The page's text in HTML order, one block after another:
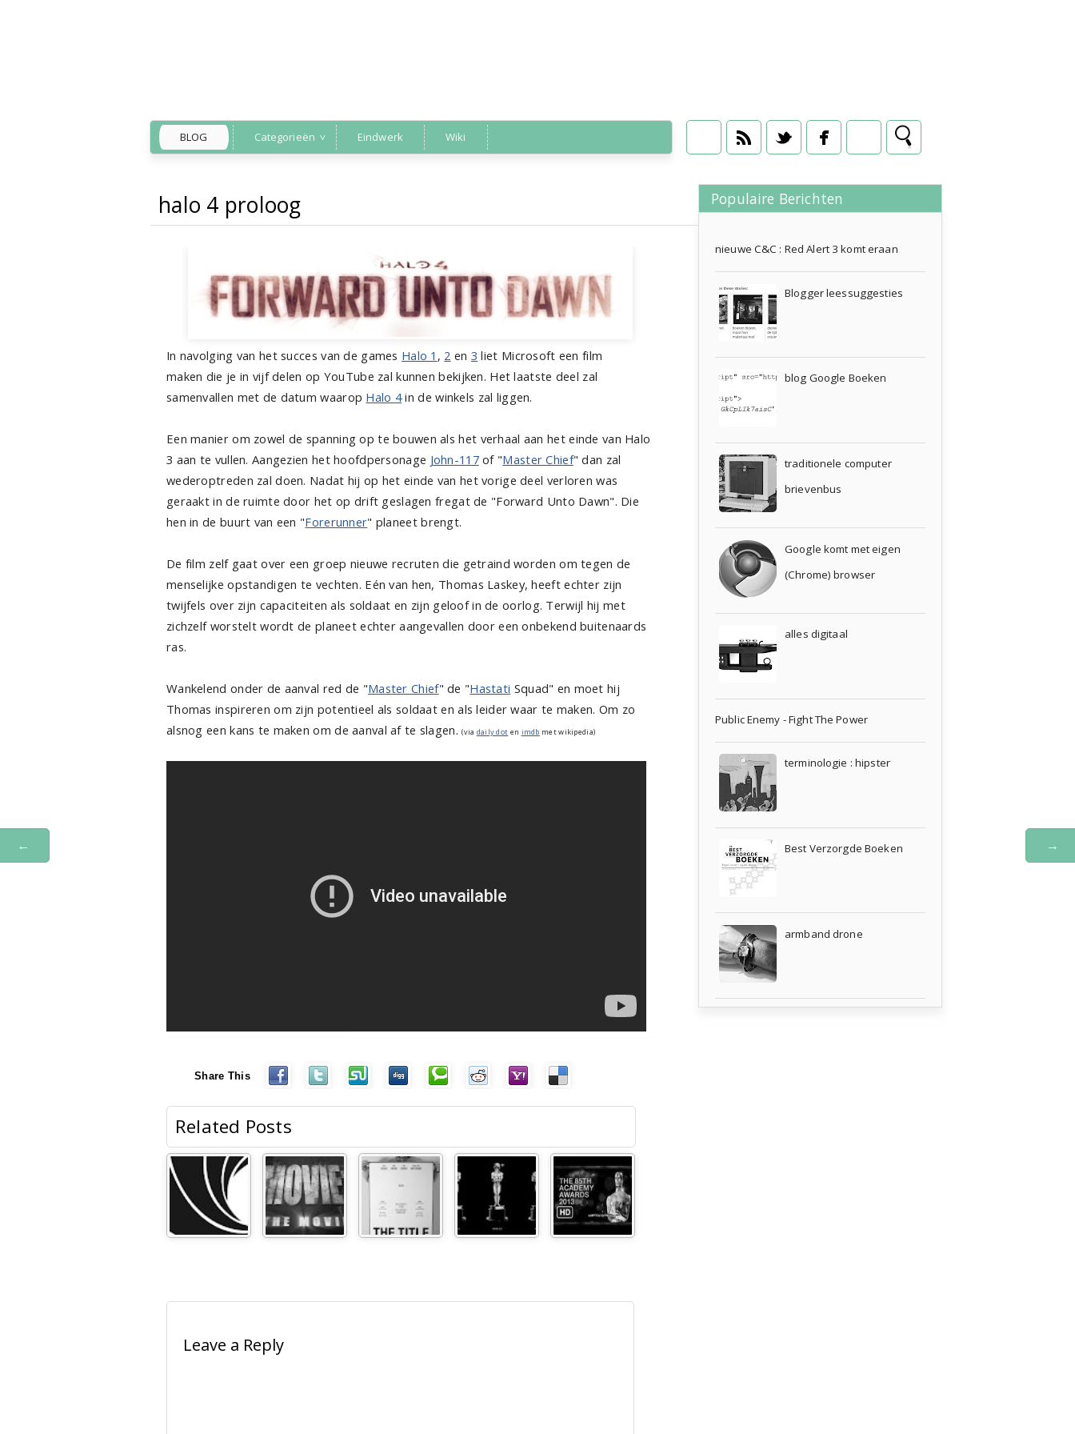
BLOG Categorieën Eindwerk Wiki
Back to Home
halo 4 proloog
In navolging van het succes van de games Halo 1 , 2 en 3 liet Microsoft een film
maken die je in vijf delen op YouTube zal kunnen bekijken. Het laatste deel zal
samenvallen met de datum waarop Halo 4in de winkels zal liggen.
Een manier om zowel de spanning op te bouwen als het verhaal aan het einde van Halo
3 aan te vullen. Aangezien het hoofdpersonage John-117of "Master Chief" dan zal
wederoptreden zal doen. Nadat hij op het einde van het vorige deel verloren was
geraakt in de ruimte door het op drift geslagen fregat de "Forward Unto Dawn". Die
hen in de buurt van een "Forerunner" planeet brengt.
De film zelf gaat over een groep nieuwe recruten die getraind worden om tegen de
menselijke opstandigen te vechten. Eén van hen, Thomas Laskey, heeft echter zijn
twijfels over zijn capaciteiten als soldaat en zijn geloof in de oorlog. Terwijl hij met
zichzelf worstelt wordt de planeet echter aangevallen door een onbekend buitenaards
ras.
Wankelend onder de aanval red de "Master Chief" de "Hastati Squad" en moet hij
Thomas inspireren om zijn potentieel als soldaat en als leider waar te maken. Om zo
alsnog een kans te maken om de aanval af te slagen.(via daily dot en imdb met wikipedia)
Share This
Related Posts
Leave a Reply
← →
Populaire Berichten
nieuwe C&C : Red Alert 3 komt eraan
Blogger leessuggesties
blog Google Boeken
traditionele computer
brievenbus
Google komt met eigen
(Chrome) browser
alles digitaal
Public Enemy - Fight The Power
terminologie : hipster
Best Verzorgde Boeken
armband drone